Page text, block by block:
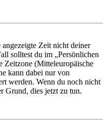
Zeit nicht deiner
solltest du im „Persönlichen
Zeitzone (Mitteleuropäische
kann dabei nur von
werden. Wenn du noch nicht
Grund, dies jetzt zu tun.